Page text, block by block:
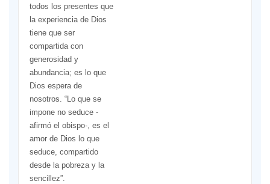
todos los presentes que
la experiencia de Dios
tiene que ser
compartida con
generosidad y
abundancia; es lo que
Dios espera de
nosotros. “Lo que se
impone no seduce -
afirmó el obispo-, es el
amor de Dios lo que
seduce, compartido
desde la pobreza y la
sencillez”.